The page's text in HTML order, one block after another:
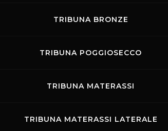
TRIBUNA BRONZE
TRIBUNA POGGIOSECCO
TRIBUNA MATERASSI
TRIBUNA MATERASSI LATERALE